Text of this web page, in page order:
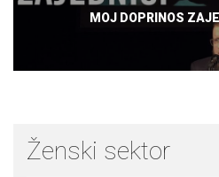
Next
MOJ DOPRINOS
Ženski sektor